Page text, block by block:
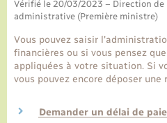
Présentation de la
Histoire et patrimoine
L’intercommunalité
Nouvel habitant
Numérique et services -
Vérifié le 20/03/2023 – Direction
administrative (Première ministre)
Vous pouvez saisir
financières ou si vous pensez
appliquées à votre situation. Si
vous pouvez encore déposer une
Demander un délai de